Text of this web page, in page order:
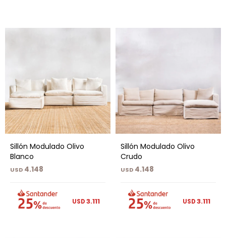
Sillón Modulado Olivo
Blanco
USD 4.148
USD3.111
Sillón Modulado Olivo
Crudo
USD 4.148
USD3.111